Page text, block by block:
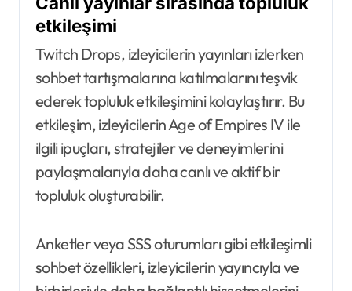
etkileşimi
Twitch Drops, izleyicilerin yayınları izlerken
sohbet tartışmalarına katılmalarını teşvik
ederek topluluk etkileşimini kolaylaştırır. Bu
etkileşim, izleyicilerin Age of Empires IV ile
ilgili ipuçları, stratejiler ve deneyimlerini
paylaşmalarıyla daha canlı ve aktif bir
topluluk oluşturabilir.
Anketler veya SSS oturumları gibi etkileşimli
sohbet özellikleri, izleyicilerin yayıncıyla ve